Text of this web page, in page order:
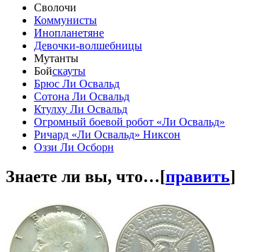
Сволочи
Коммунисты
Инопланетяне
Девочки-волшебницы
Мутанты
Бойскауты
Брюс Ли Освальд
Сотона Ли Освальд
Ктулху Ли Освальд
Огромный боевой робот «Ли Освальд»
Ричард «Ли Освальд» Никсон
Оззи Ли Осборн
Знаете ли вы, что… [править]